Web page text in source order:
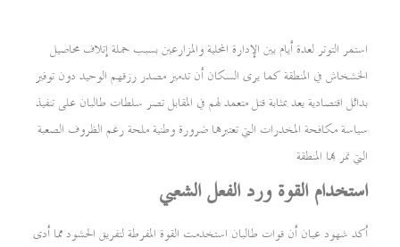
استمر التوتر لعدة أيام بين الإدارة المحلية والمزارعين بسبب حملة إتلاف محاصيل
الخشخاش في المنطقة كما يرى السكان أن تدمير مصدر رزقهم الوحيد دون توفير
بدائل اقتصادية يعد بمثابة قتل متعمد لهم في المقابل تصر سلطات طالبان على تنفيذ
سياسة مكافحة المخدرات التي تعتبرها ضرورة وطنية ملحة رغم الظروف الصعبة
التي تمر بها المنطقة
استخدام القوة ورد الفعل الشعبي
أكد شهود عيان أن قوات طالبان استخدمت القوة المفرطة لتفريق الحشود مما أدى